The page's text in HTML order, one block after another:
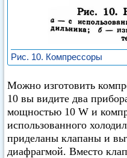
Рис. 10. Компрессоры
Можно изготовить
10 вы видите два
мощностью 10 W и
использованного
приделаны клапаны и
диафрагмой. Вместо